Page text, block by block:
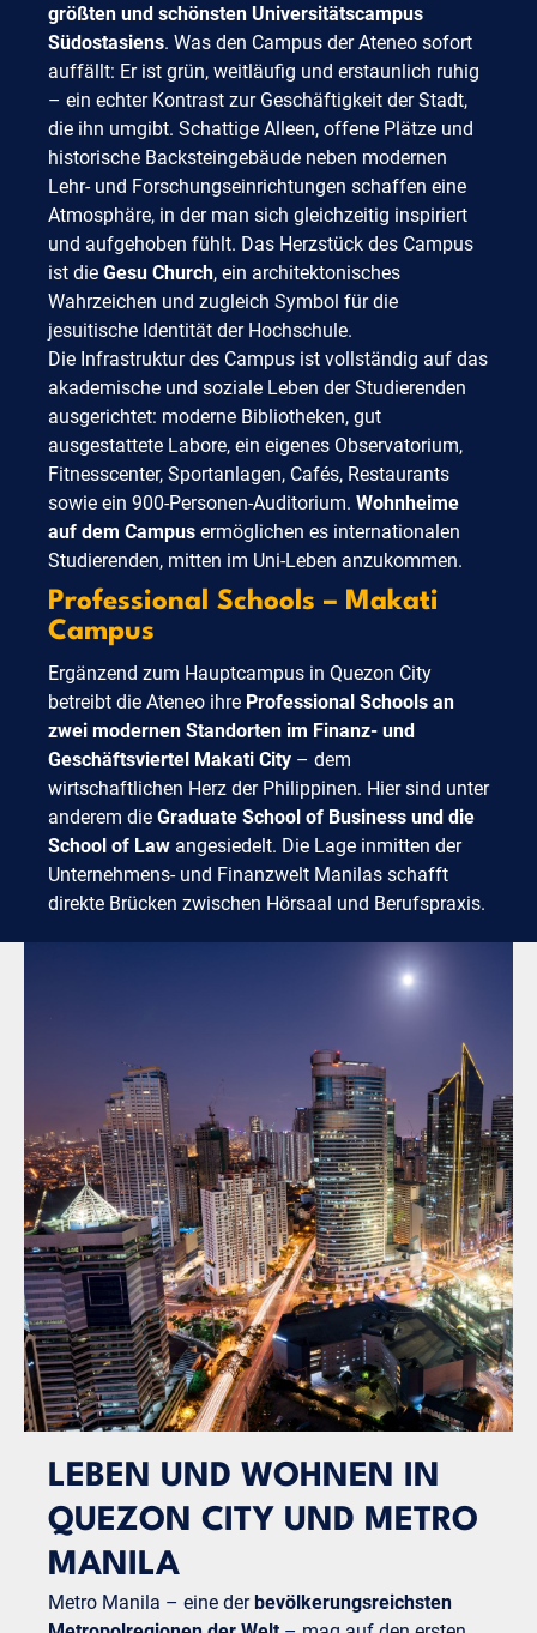
größten und schönsten Universitätscampus
Südostasiens. Was den Campus der Ateneo sofort
auffällt: Er ist grün, weitläufig und erstaunlich ruhig
– ein echter Kontrast zur Geschäftigkeit der Stadt,
die ihn umgibt. Schattige Alleen, offene Plätze und
historische Backsteingebäude neben modernen
Lehr- und Forschungseinrichtungen schaffen eine
Atmosphäre, in der man sich gleichzeitig inspiriert
und aufgehoben fühlt. Das Herzstück des Campus
ist die Gesu Church, ein architektonisches
Wahrzeichen und zugleich Symbol für die
jesuitische Identität der Hochschule.
Die Infrastruktur des Campus ist vollständig auf das
akademische und soziale Leben der Studierenden
ausgerichtet: moderne Bibliotheken, gut
ausgestattete Labore, ein eigenes Observatorium,
Fitnesscenter, Sportanlagen, Cafés, Restaurants
sowie ein 900-Personen-Auditorium. Wohnheime
auf dem Campus ermöglichen es internationalen
Studierenden, mitten im Uni-Leben anzukommen.
Professional Schools – Makati
Campus
Ergänzend zum Hauptcampus in Quezon City
betreibt die Ateneo ihre Professional Schools an
zwei modernen Standorten im Finanz- und
Geschäftsviertel Makati City – dem
wirtschaftlichen Herz der Philippinen. Hier sind unter
anderem die Graduate School of Business und die
School of Law angesiedelt. Die Lage inmitten der
Unternehmens- und Finanzwelt Manilas schafft
direkte Brücken zwischen Hörsaal und Berufspraxis.
LEBEN UND WOHNEN IN
QUEZON CITY UND METRO
MANILA
Metro Manila – eine derbevölkerungsreichsten